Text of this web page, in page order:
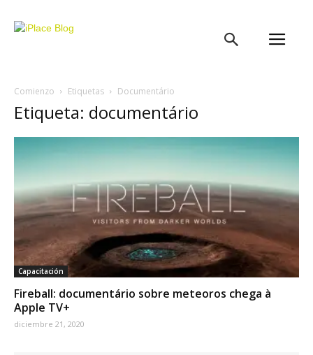
Comienzo Etiquetas Documentário
Etiqueta: documentário
Capacitación
Fireball: documentário sobre meteoros chega à
Apple TV+
diciembre 21, 2020